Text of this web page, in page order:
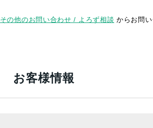
その他のお問い合わせ / よろず相談 からお問
お客様情報